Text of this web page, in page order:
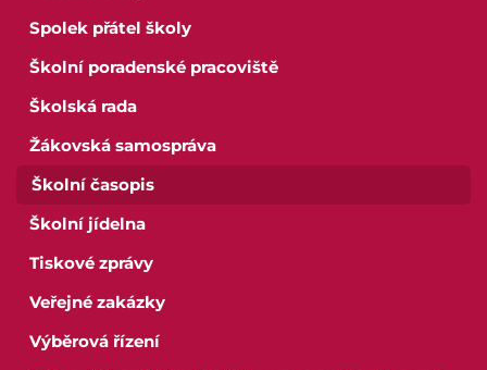
Spolek přátel školy
Školní poradenské pracoviště
Školská rada
Žákovská samospráva
Školní časopis
Školní jídelna
Tiskové zprávy
Veřejné zakázky
Výběrová řízení